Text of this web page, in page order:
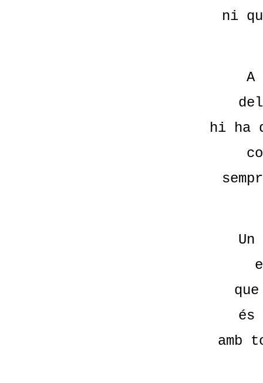
ni
A
hi ha
Un
és
amb